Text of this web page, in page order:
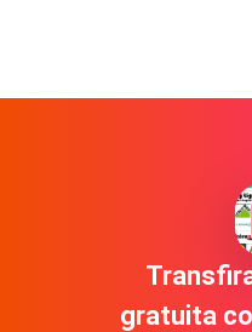
gratuita